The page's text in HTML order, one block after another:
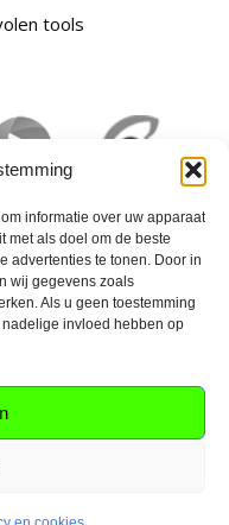
informatie over uw apparaat
met als doel om de beste
advertenties te tonen. Door in
wij gegevens zoals
Als u geen toestemming
invloed hebben op
tools